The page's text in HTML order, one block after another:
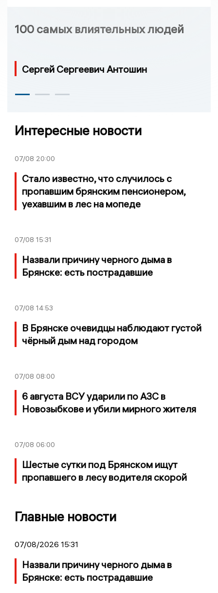
100 самых влиятельных людей
Сергей Сергеевич Антошин
Интересные новости
07/08 20:00
Стало известно, что случилось с
пропавшим брянским пенсионером,
уехавшим в лес на мопеде
07/08 15:31
Назвали причину черного дыма в
Брянске: есть пострадавшие
07/08 14:53
В Брянске очевидцы наблюдают густой
чёрный дым над городом
07/08 08:00
6 августа ВСУ ударили по АЗС в
Новозыбкове и убили мирного жителя
07/08 06:00
Шестые сутки под Брянском ищут
пропавшего в лесу водителя скорой
Главные новости
07/08/2026 15:31
Назвали причину черного дыма в
Брянске: есть пострадавшие